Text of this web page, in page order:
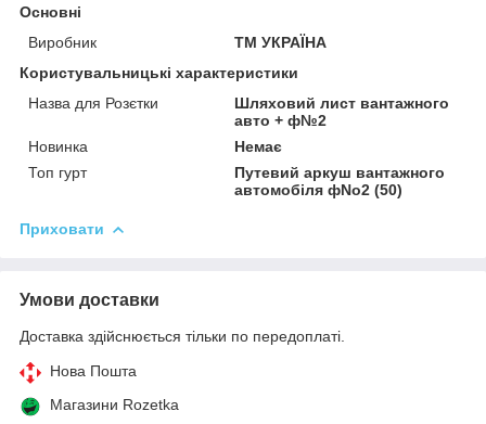
Основні
Виробник
ТМ УКРАЇНА
Користувальницькі характеристики
Назва для Розєтки
Шляховий лист вантажного
авто + ф№2
Новинка
Немає
Топ гурт
Путевий аркуш вантажного
автомобіля фNo2 (50)
Приховати
Умови доставки
Доставка здійснюється тільки по передоплаті.
Нова Пошта
Магазини Rozetka